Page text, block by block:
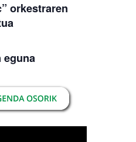
orkestraren
eguna